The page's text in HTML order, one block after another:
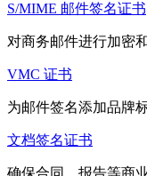
S/MIME 邮件签名证书
对商务邮件进行加密
VMC 证书
为邮件签名添加品牌
文档签名证书